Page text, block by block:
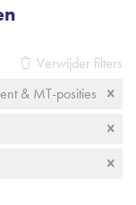
Verwijder filters
& MT-posities